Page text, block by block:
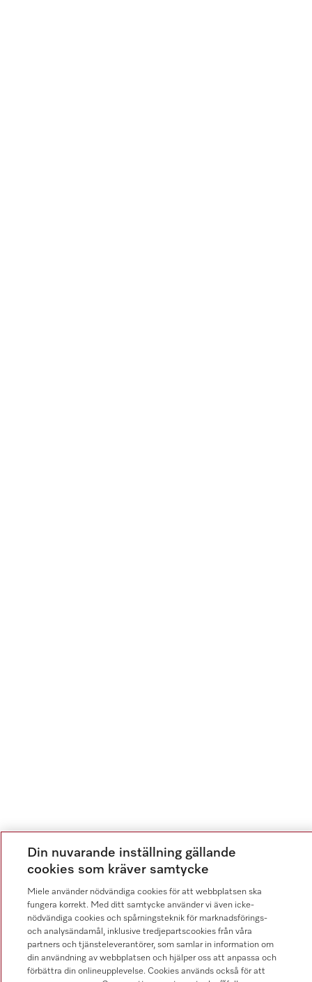
Din nuvarande inställning gällande
cookies som kräver samtycke
Miele använder nödvändiga cookies för att webbplatsen ska
fungera korrekt. Med ditt samtycke använder vi även icke-
nödvändiga cookies och spårningsteknik för marknadsförings-
och analysändamål, inklusive tredjepartscookies från våra
partners och tjänsteleverantörer, som samlar in information om
din användning av webbplatsen och hjälper oss att anpassa och
förbättra din onlineupplevelse. Cookies används också för att